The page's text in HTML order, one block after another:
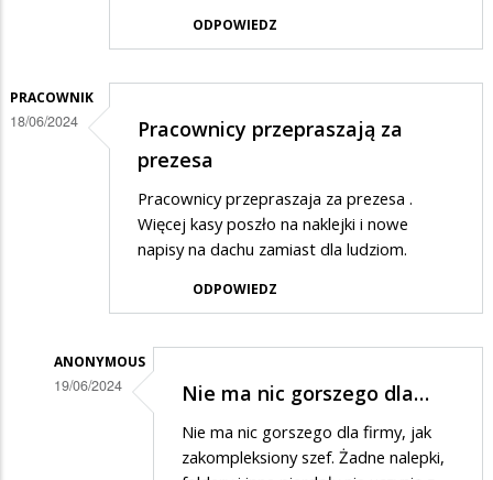
ODPOWIEDZ
PRACOWNIK
18/06/2024
Pracownicy przepraszają za
prezesa
Pracownicy przepraszaja za prezesa .
Więcej kasy poszło na naklejki i nowe
napisy na dachu zamiast dla ludziom.
ODPOWIEDZ
ANONYMOUS
19/06/2024 Nie ma nic gorszego dla…
Nie ma nic gorszego dla firmy, jak
zakompleksiony szef. Żadne nalepki,